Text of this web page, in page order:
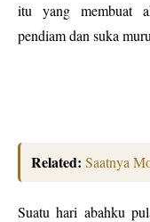
itu yang membuat
pendiam dan suka
Related: Saatnya
Suatu hari abahku